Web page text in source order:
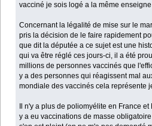
vacciné je sois logé a la même
Concernant la légalité de mise sur le
pris la décision de le faire rapidement
que dit la députée a ce sujet est une
qui va être réglé ces jours-ci, il a été
millions de personnes vaccinés que
y a des personnes qui réagissent mal
mondiale des vaccinés cela représente
Il n'y a plus de poliomyélite en France
y a eu vaccinations de masse